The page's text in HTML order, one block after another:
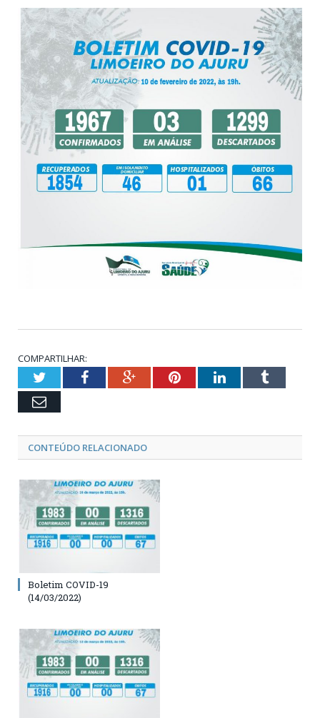
COMPARTILHAR:
TwitterFacebookGoogle+PinterestLinkedInTumblr
Email
CONTEÚDO RELACIONADO
Boletim COVID-19
(14/03/2022)